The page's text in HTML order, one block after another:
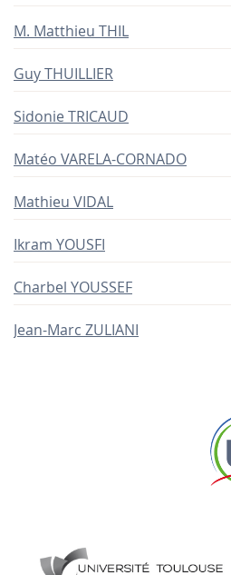
M. Matthieu THIL
Guy THUILLIER
Sidonie TRICAUD
Matéo VARELA-CORNADO
Mathieu VIDAL
Ikram YOUSFI
Charbel YOUSSEF
Jean-Marc ZULIANI